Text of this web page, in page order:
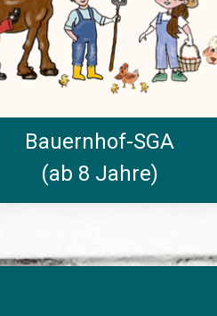
Bauernhof-SGA
(ab 8 Jahre)